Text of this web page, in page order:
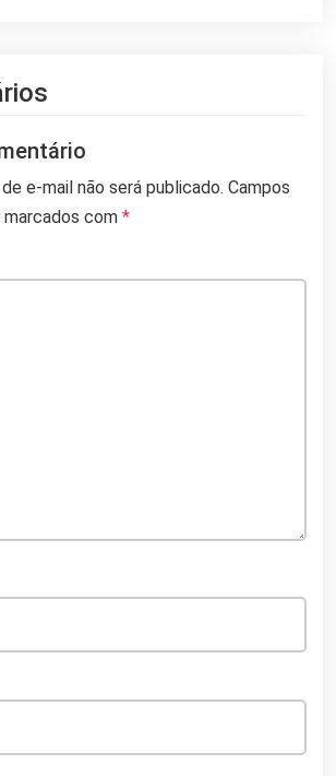
e-mail não será publicado. Campos
com *